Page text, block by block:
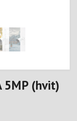
5MP (hvit)